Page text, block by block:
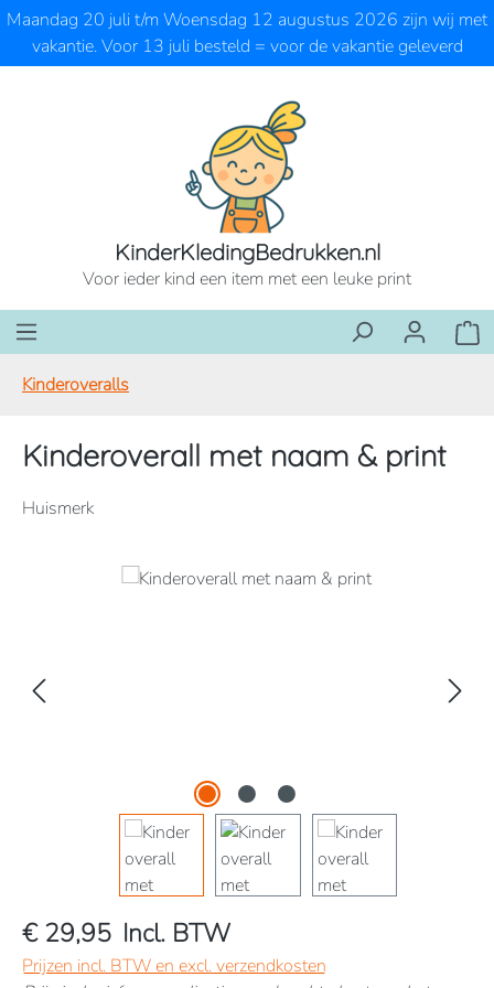
Ga naar de hoofdinhoud
Maandag 20 juli t/m Woensdag 12 augustus 2026 zijn wij met
vakantie. Voor 13 juli besteld = voor de vakantie geleverd
KinderKledingBedrukken.nl
Voor ieder kind een item met een leuke print
Kinderoveralls
Kinderoverall met naam & print
Huismerk
Afbeeldingengalerij overslaan
€ 29,95 Incl. BTW
Prijzen incl. BTW en excl. verzendkosten